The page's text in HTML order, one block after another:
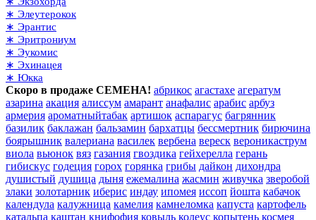
∗ Элеутерокок
∗ Эрантис
∗ Эритрониум
∗ Эукомис
∗ Эхинацея
∗ Юкка
Скоро в продаже СЕМЕНА! абрикос агастахе агератум
азарина акация алиссум амарант анафалис арабис арбуз
армерия ароматныйтабак артишок аспарагус багрянник
базилик баклажан бальзамин бархатцы бессмертник бирючина
боярышник валериана василек вербена вереск вероникаструм
виола вьюнок вяз газания гвоздика гейхерелла герань
гибискус годеция горох горянка грибы дайкон дихондра
душистый душица дыня ежемалина жасмин живучка зверобой
злаки золотарник иберис индау ипомея иссоп йошта кабачок
календула калужница камелия камнеломка капуста картофель
катальпа каштан книфофия ковыль колеус копытень космея